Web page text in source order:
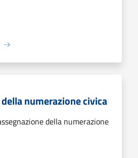
numerazione civica
della numerazione